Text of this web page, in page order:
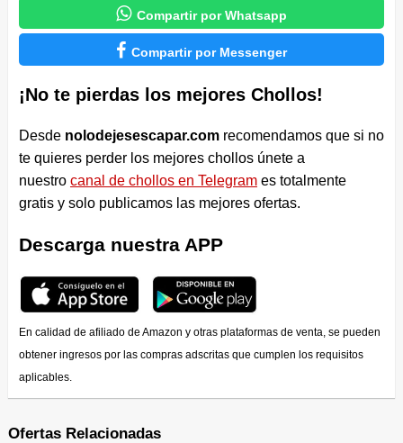
 Compartir por Whatsapp
 Compartir por Messenger
¡No te pierdas los mejores Chollos!
Desde nolodejesescapar.comrecomendamos que si no
te quieres perder los mejores chollos únete a
nuestro canal de chollos en Telegrames totalmente
gratis y solo publicamos las mejores ofertas.
Descarga nuestra APP
En calidad de afiliado de Amazon y otras plataformas de venta, se pueden
obtener ingresos por las compras adscritas que cumplen los requisitos
aplicables.
Ofertas Relacionadas